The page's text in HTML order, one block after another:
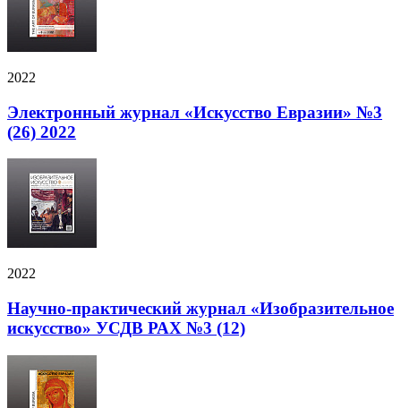
2022
Электронный журнал «Искусство Евразии» №3
(26) 2022
2022
Научно-практический журнал «Изобразительное
искусство» УСДВ РАХ №3 (12)